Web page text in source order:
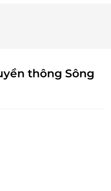
thông Sông